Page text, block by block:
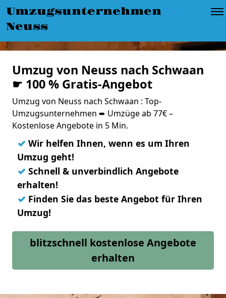
Umzugsunternehmen
Neuss
Umzug von Neuss nach Schwaan
☛ 100 % Gratis-Angebot
Umzug von Neuss nach Schwaan : Top-
Umzugsunternehmen ➨ Umzüge ab 77€ –
Kostenlose Angebote in 5 Min.
✓ Wir helfen Ihnen, wenn es um Ihren
Umzug geht!
✓ Schnell & unverbindlich Angebote
erhalten!
✓ Finden Sie das beste Angebot für Ihren
Umzug!
blitzschnell kostenlose Angebote
erhalten